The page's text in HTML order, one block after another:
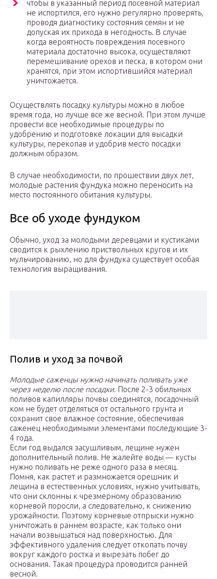
чтобы в указанный период посевной материал
не испортился, его нужно регулярно проверять,
проводя диагностику состояния семян и не
допуская их прихода в негодность. В случае
когда вероятность повреждения посевного
материала достаточно высока, осуществляют
перемешивание орехов и песка, в котором они
хранятся, при этом испортившийся материал
уничтожается.
Осуществлять посадку культуры можно в любое
время года, но лучше все же весной. При этом лучше
провести все необходимые процедуры по
удобрению и подготовке локации для высадки
культуры, перекопав и удобрив место посадки
должным образом.
В случае необходимости, по прошествии двух лет,
молодые растения фундука можно переносить на
место постоянного обитания культуры.
Все об уходе фундуком
Обычно, уход за молодыми деревцами и кустиками
сводится к рыхлению приствольных кругов и их
мульчированию, но для фундука существует особая
технология выращивания.
Полив и уход за почвой
Молодые саженцы нужно начинать поливать уже
через неделю после посадки. После 2-3 обильных
поливов капилляры почвы соединятся, посадочный
ком не будет отделяться от остального грунта и
сохранит свое влажное состояние, обеспечивая
саженец необходимыми элементами последующие 3-
4 года.
Если год выдался засушливым, лещине нужен
дополнительный полив. Не жалейте воды — кусты
нужно поливать не реже одного раза в месяц.
Помня, как растет и размножается орешник и
лещина в естественных условиях, нужно учитывать,
что они склонны к чрезмерному образованию
корневой поросли, а следовательно, к снижению
урожайности. Поэтому корневые отпрыски нужно
уничтожать в раннем возрасте, как только они
начали возвышаться над поверхностью. Для
эффективного удаления следует откопать почву
вокруг каждого ростка и вырезать побег до
основания. Такая процедура проводится ранней
весной.